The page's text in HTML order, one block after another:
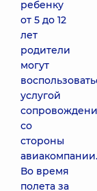
ребенку
от 5 до 12
лет
родители
могут
услугой
со
стороны
авиакомпании.
Во время
полета за